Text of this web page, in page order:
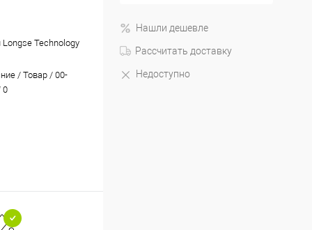
Longse Technology
/ Товар / 00-
0
Нашли дешевле
Рассчитать доставку
Недоступно